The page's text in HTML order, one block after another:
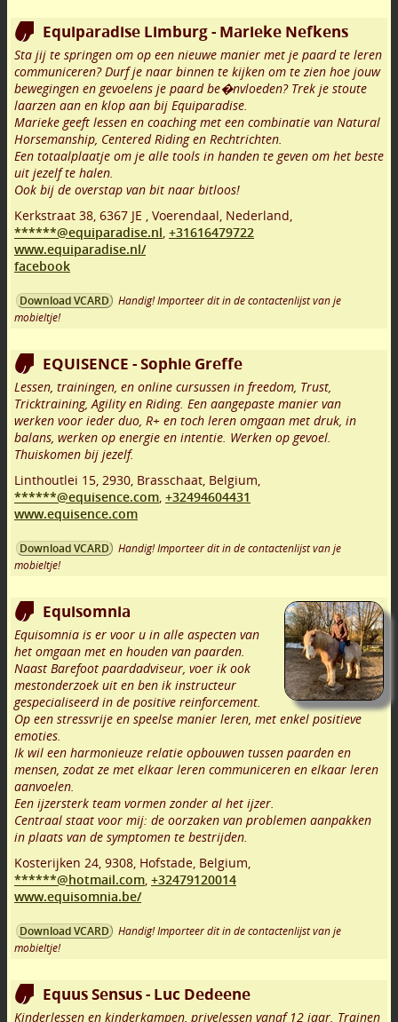
Equiparadise Limburg - Marieke Nefkens
Sta jij te springen om op een nieuwe manier met je paard te leren
communiceren? Durf je naar binnen te kijken om te zien hoe jouw
bewegingen en gevoelens je paard be�nvloeden? Trek je stoute
laarzen aan en klop aan bij Equiparadise.
Marieke geeft lessen en coaching met een combinatie van Natural
Horsemanship, Centered Riding en Rechtrichten.
Een totaalplaatje om je alle tools in handen te geven om het beste
uit jezelf te halen.
Ook bij de overstap van bit naar bitloos!
Kerkstraat 38, 6367 JE , Voerendaal, Nederland,
******@equiparadise.nl, +31616479722
www.equiparadise.nl/
facebook
Download VCARD
Handig! Importeer dit in de contactenlijst van je
mobieltje!
EQUISENCE - Sophie Greffe
Lessen, trainingen, en online cursussen in freedom, Trust,
Tricktraining, Agility en Riding. Een aangepaste manier van
werken voor ieder duo, R+ en toch leren omgaan met druk, in
balans, werken op energie en intentie. Werken op gevoel.
Thuiskomen bij jezelf.
Linthoutlei 15, 2930, Brasschaat, Belgium,
******@equisence.com, +32494604431
www.equisence.com
Download VCARD
Handig! Importeer dit in de contactenlijst van je
mobieltje!
Equisomnia
Equisomnia is er voor u in alle aspecten van
het omgaan met en houden van paarden.
Naast Barefoot paardadviseur, voer ik ook
mestonderzoek uit en ben ik instructeur
gespecialiseerd in de positive reinforcement.
Op een stressvrije en speelse manier leren, met enkel positieve
emoties.
Ik wil een harmonieuze relatie opbouwen tussen paarden en
mensen, zodat ze met elkaar leren communiceren en elkaar leren
aanvoelen.
Een ijzersterk team vormen zonder al het ijzer.
Centraal staat voor mij: de oorzaken van problemen aanpakken
in plaats van de symptomen te bestrijden.
Kosterijken 24, 9308, Hofstade, Belgium,
******@hotmail.com, +32479120014
www.equisomnia.be/
Download VCARD
Handig! Importeer dit in de contactenlijst van je
mobieltje!
Equus Sensus - Luc Dedeene
Kinderlessen en kinderkampen, privelessen vanaf 12 jaar. Trainen